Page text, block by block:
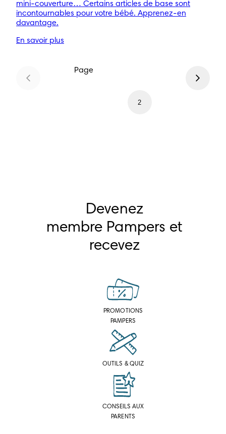
mini-couverture… Certains articles de base sont
incontournables pour votre bébé. Apprenez-en
davantage.
En savoir plus
Page
2
Devenez
membre Pampers et
recevez
PROMOTIONS
PAMPERS
OUTILS & QUIZ
CONSEILS AUX
PARENTS